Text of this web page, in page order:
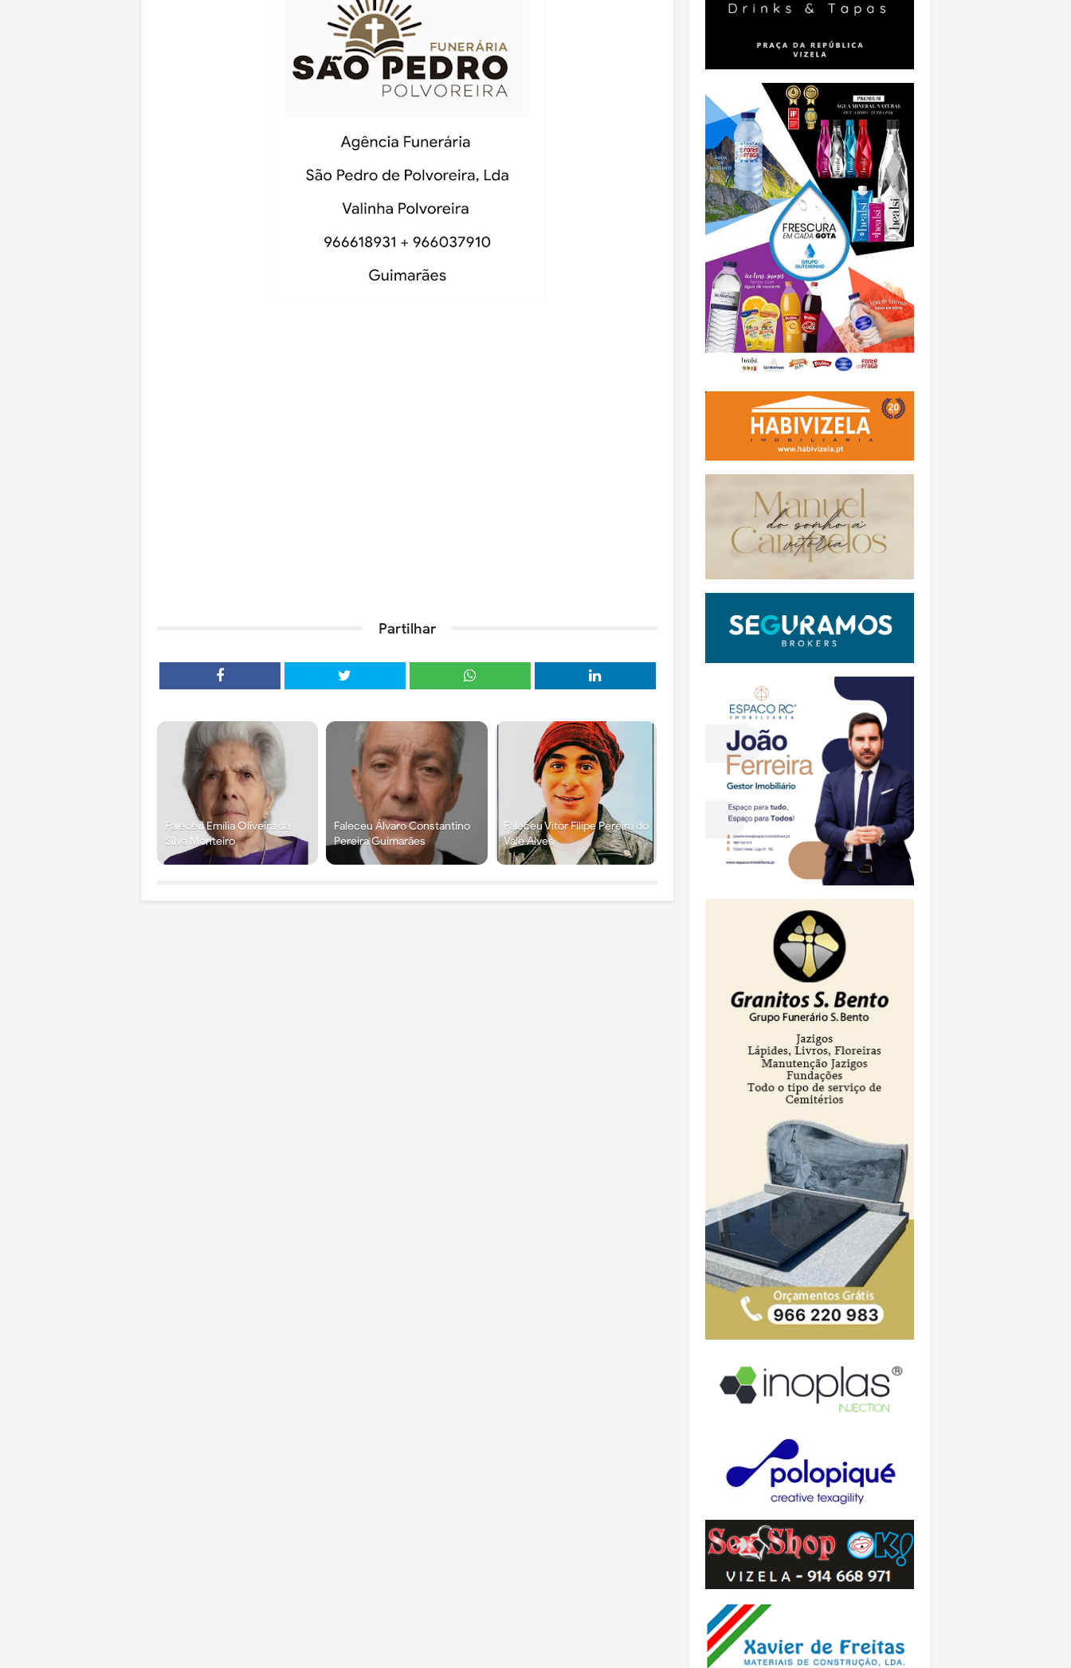
Partilhar
Faleceu Emília Oliveira da
Silva Monteiro
Faleceu Álvaro Constantino
Pereira Guimarães
Faleceu Vítor Filipe Pereira do
Vale Alves